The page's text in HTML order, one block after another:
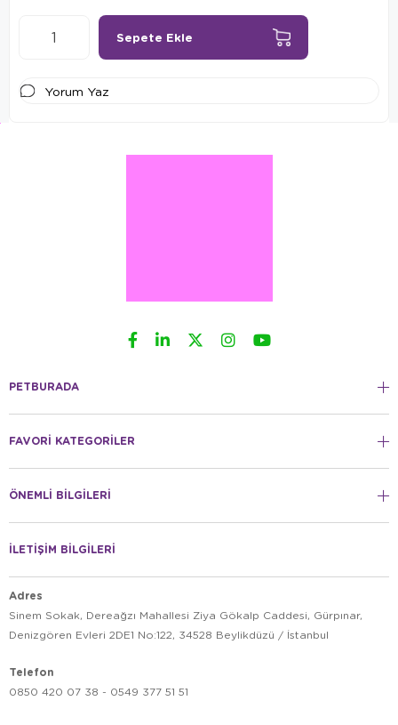
Yorum Yaz
PETBURADA
FAVORİ KATEGORİLER
ÖNEMLİ BİLGİLERİ
İLETİŞİM BİLGİLERİ
Adres
Sinem Sokak, Dereağzı Mahallesi Ziya Gökalp Caddesi, Gürpınar,
Denizgören Evleri 2DE1 No:122, 34528 Beylikdüzü / İstanbul
Telefon
0850 420 07 38 - 0549 377 51 51